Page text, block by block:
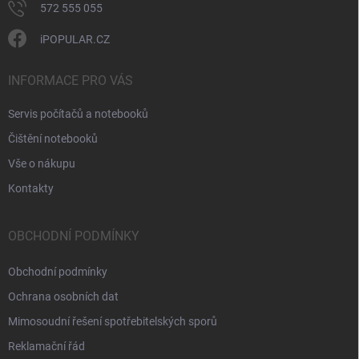
572 555 055
iPOPULAR.CZ
INFORMACE PRO VÁS
Servis počítačů a notebooků
Čištění notebooků
Vše o nákupu
Kontakty
OBCHODNÍ PODMÍNKY
Obchodní podmínky
Ochrana osobních dat
Mimosoudní řešení spotřebitelských sporů
Reklamační řád